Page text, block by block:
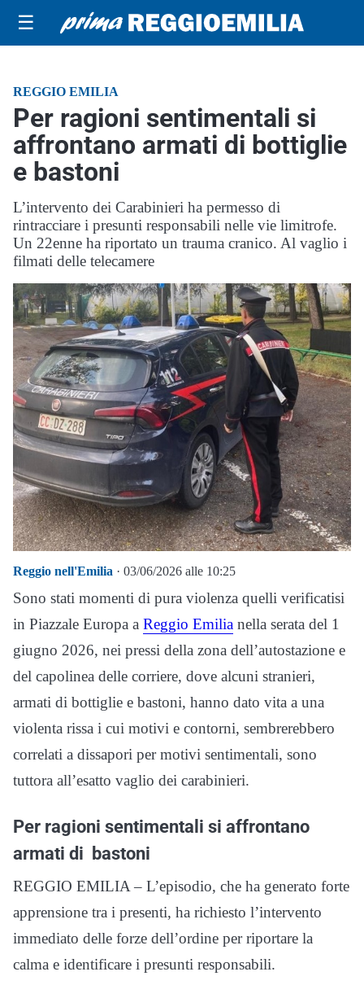
☰
REGGIO EMILIA
Per ragioni sentimentali si
affrontano armati di bottiglie
e bastoni
L’intervento dei Carabinieri ha permesso di
rintracciare i presunti responsabili nelle vie limitrofe.
Un 22enne ha riportato un trauma cranico. Al vaglio i
filmati delle telecamere
Reggio nell'Emilia · 03/06/2026 alle 10:25
Sono stati momenti di pura violenza quelli verificatisi
in Piazzale Europa a Reggio Emilia nella serata del 1
giugno 2026, nei pressi della zona dell’autostazione e
del capolinea delle corriere, dove alcuni stranieri,
armati di bottiglie e bastoni, hanno dato vita a una
violenta rissa i cui motivi e contorni, sembrerebbero
correlati a dissapori per motivi sentimentali, sono
tuttora all’esatto vaglio dei carabinieri.
Per ragioni sentimentali si affrontano
armati di bastoni
REGGIO EMILIA – L’episodio, che ha generato forte
apprensione tra i presenti, ha richiesto l’intervento
immediato delle forze dell’ordine per riportare la
calma e identificare i presunti responsabili.